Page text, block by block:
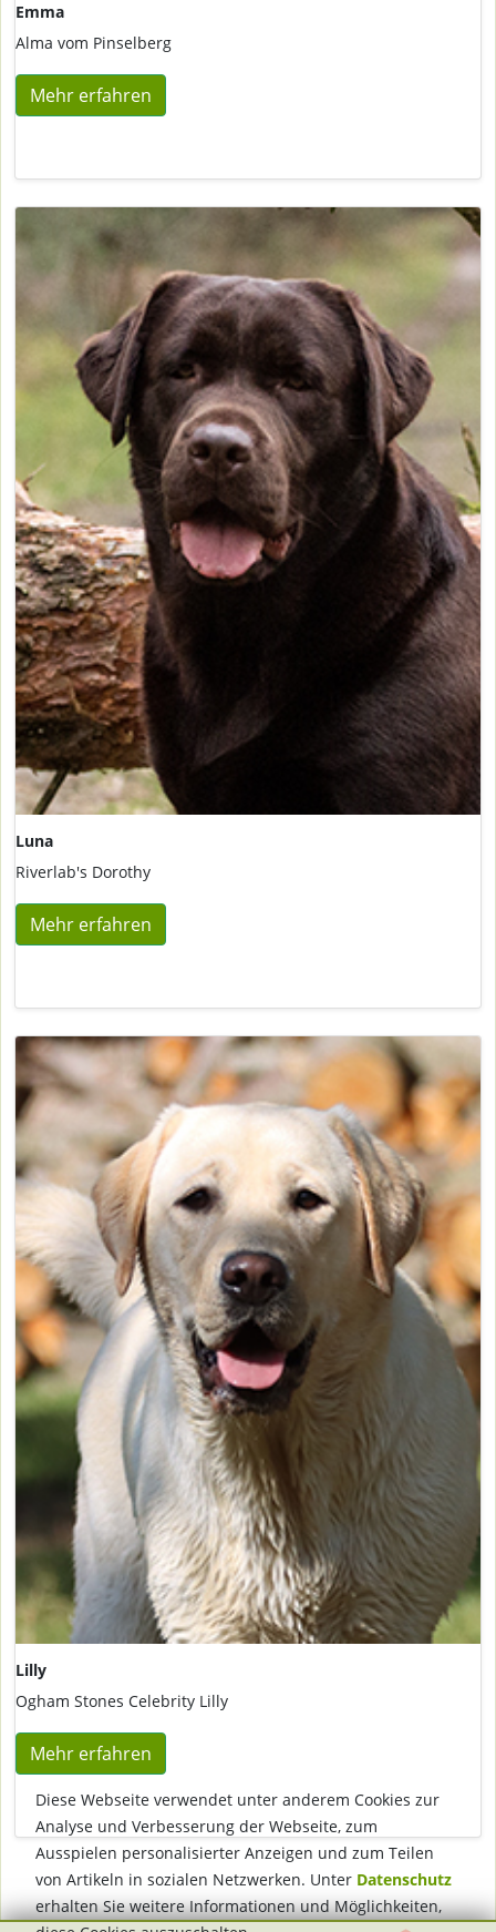
Emma
Alma vom Pinselberg
Mehr erfahren
Luna
Riverlab's Dorothy
Mehr erfahren
Lilly
Ogham Stones Celebrity Lilly
Mehr erfahren
Diese Webseite verwendet unter anderem Cookies zur
Analyse und Verbesserung der Webseite, zum
Ausspielen personalisierter Anzeigen und zum Teilen
von Artikeln in sozialen Netzwerken. Unter Datenschutz
erhalten Sie weitere Informationen und Möglichkeiten,